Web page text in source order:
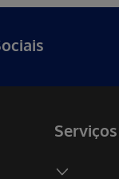
Serviços